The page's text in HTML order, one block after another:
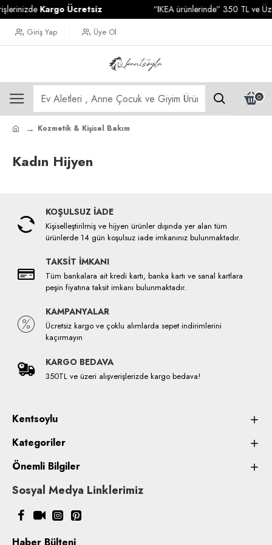
Kargo Ücretsiz “IKEA ürünlerinde” 350 TL ve
Giriş Yap Üye Ol
0
Kozmetik & Kişisel Bakım
Kadın Hijyen
KOŞULSUZ İADE
Kişiselleştirilmiş ve hijyen ürünler dışında yer alan tüm
ürünlerde 14 gün koşulsuz iade imkanınız bulunmaktadır.
TAKSİT İMKANI
Tüm bankalara ait kredi kartı, banka kartı ve sanal kartlara
peşin fiyatına taksit imkanı bulunmaktadır.
KAMPANYALAR
Ücretsiz kargo ve çoklu alımlarda sepet indirimlerini
kaçırmayın
KARGO BEDAVA
350TL ve üzeri alışverişlerizde kargo bedava!
Kentsoylu
Kategoriler
Önemli Bilgiler
Sosyal Medya Linklerimiz